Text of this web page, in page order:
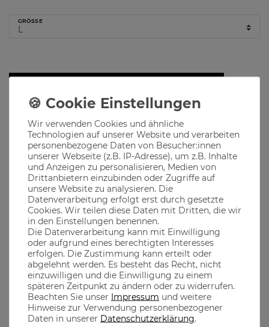
GRÖSSE
Produktbeschreibung
Unser "Boazn Boyz" Shirt ist für alle, die a bissl was fürs Wildere
im Blut haben!
Material
Aus 100% Baumwolle gefertigt, dadurch ist ein optimaler
Tragekomfort garantiert
Wir verwenden Cookies und ähnliche
Technologien auf unserer Website und verarbeiten
personenbezogene Daten von Besucher:innen
unserer Webseite (z.B. IP-Adresse), um z.B. Inhalte
und Anzeigen zu personalisieren, Medien von
Drittanbietern einzubinden oder Zugriffe auf
unsere Website zu analysieren. Die
Datenverarbeitung erfolgt erst durch gesetzte
Cookies. Wir teilen diese Daten mit Dritten, die wir
in den Einstellungen benennen.
Die Datenverarbeitung kann mit Einwilligung
oder aufgrund eines berechtigten Interesses
erfolgen. Die Zustimmung kann erteilt oder
abgelehnt werden. Es besteht das Recht, nicht
einzuwilligen und die Einwilligung zu einem
späteren Zeitpunkt zu ändern oder zu widerrufen.
Beachten Sie unser Impressum und weitere
Hinweise zur Verwendung personenbezogener
Daten in unserer Daten­schutz­erklärung.